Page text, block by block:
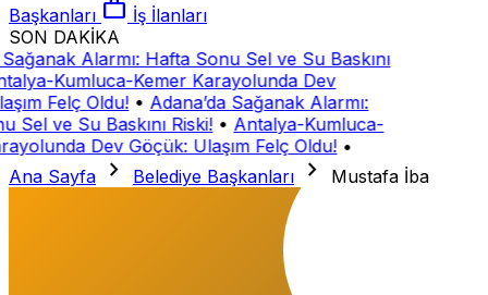
Başkanları work İş İlanları
SON DAKİKA
Alarmı: Hafta Sonu Sel ve Su Baskını
Kumluca-Kemer Karayolunda Dev
Felç Oldu! • Adana’da Sağanak Alarmı:
Sel ve Su Baskını Riski! • Antalya-Kumluca-
Dev Göçük: Ulaşım Felç Oldu! •
Ana Sayfa
chevron_right Belediye Başkanları chevron_right Mustafa İba